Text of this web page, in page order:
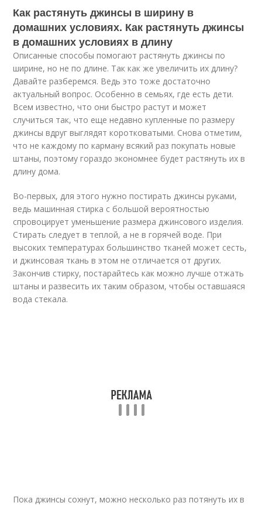
Как растянуть джинсы в ширину в
домашних условиях. Как растянуть джинсы
в домашних условиях в длину
Описанные способы помогают растянуть джинсы по
ширине, но не по длине. Так как же увеличить их длину?
Давайте разберемся. Ведь это тоже достаточно
актуальный вопрос. Особенно в семьях, где есть дети.
Всем известно, что они быстро растут и может
случиться так, что еще недавно купленные по размеру
джинсы вдруг выглядят коротковатыми. Снова отметим,
что не каждому по карману всякий раз покупать новые
штаны, поэтому гораздо экономнее будет растянуть их в
длину дома.
Во-первых, для этого нужно постирать джинсы руками,
ведь машинная стирка с большой вероятностью
спровоцирует уменьшение размера джинсового изделия.
Стирать следует в теплой, а не в горячей воде. При
высоких температурах большинство тканей может сесть,
и джинсовая ткань в этом не отличается от других.
Закончив стирку, постарайтесь как можно лучше отжать
штаны и развесить их таким образом, чтобы оставшаяся
вода стекала.
Пока джинсы сохнут, можно несколько раз потянуть их в